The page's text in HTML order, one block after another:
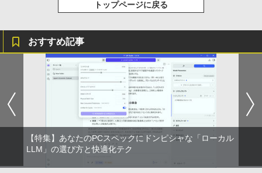
トップページに戻る
おすすめ記事
【特集】あなたのPCスペックにドンピシャな「ローカル
LLM」の選び方と快適化テク